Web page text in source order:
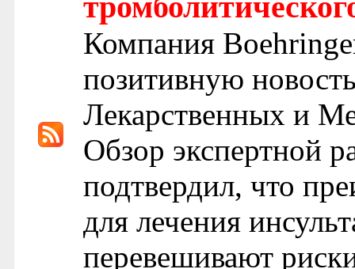
Компания
позитивную
Лекарственных и
Обзор экспертной
подтвердил, что
для лечения
перевешивают